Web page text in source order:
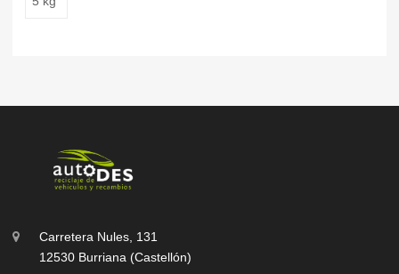
Carretera Nules, 131
12530 Burriana (Castellón)